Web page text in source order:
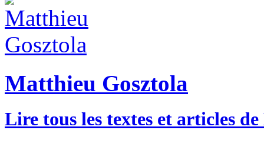
Matthieu Gosztola
Lire tous les textes et articles